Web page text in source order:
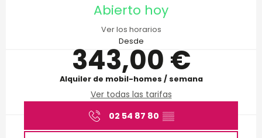
Abierto hoy
Ver los horarios
Desde
343,00 €
Alquiler de mobil-homes / semana
Ver todas las tarifas
02 54 87 80 ▒▒